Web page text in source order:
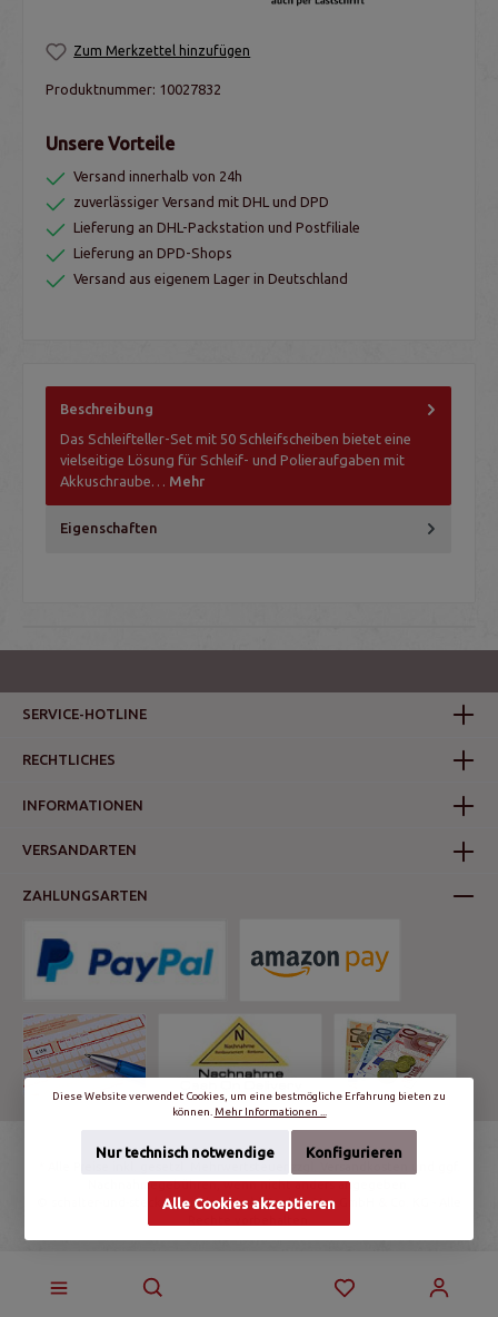
Zum Merkzettel hinzufügen
Produktnummer: 10027832
Unsere Vorteile
Versand innerhalb von 24h
zuverlässiger Versand mit DHL und DPD
Lieferung an DHL-Packstation und Postfiliale
Lieferung an DPD-Shops
Versand aus eigenem Lager in Deutschland
Beschreibung
Das Schleifteller-Set mit 50 Schleifscheiben bietet eine
vielseitige Lösung für Schleif- und Polieraufgaben mit
Akkuschraube… Mehr
Eigenschaften
SERVICE-HOTLINE
RECHTLICHES
INFORMATIONEN
VERSANDARTEN
ZAHLUNGSARTEN
Nachnahmegebühren, wenn nicht anders angegeben.
© schalter-und-steckdosen.de | World Trading Net GmbH & Co. KG - Alle
Diese Website verwendet Cookies, um eine bestmögliche Erfahrung bieten zu
können. Mehr Informationen ...
Nur technisch notwendige Konfigurieren
Alle Cookies akzeptieren